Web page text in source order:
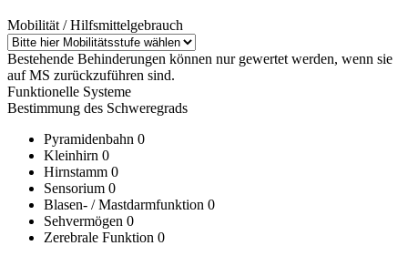
Mobilität / Hilfsmittelgebrauch
Bestehende Behinderungen können nur gewertet werden, wenn sie
auf MS zurückzuführen sind.
Funktionelle Systeme
Bestimmung des Schweregrads
Pyramidenbahn 0
Kleinhirn 0
Hirnstamm 0
Sensorium 0
Blasen- / Mastdarmfunktion 0
Sehvermögen 0
Zerebrale Funktion 0